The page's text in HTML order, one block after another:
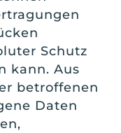
Schutz
kann. Aus
betroffenen
Daten